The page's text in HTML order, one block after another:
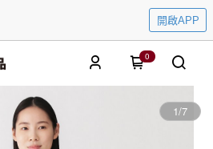
開啟APP
0
1/7